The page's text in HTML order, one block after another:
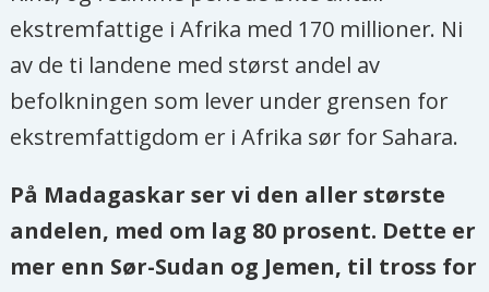
ekstremfattige i Afrika med 170 millioner. Ni
av de ti landene med størst andel av
befolkningen som lever under grensen for
ekstremfattigdom er i Afrika sør for Sahara.
På Madagaskar ser vi den aller største
andelen, med om lag 80 prosent. Dette er
mer enn Sør-Sudan og Jemen, til tross for